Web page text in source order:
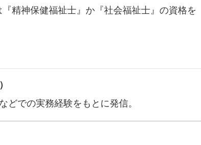
精神保健福祉士』か『社会福祉士』の資格を
どでの実務経験をもとに発信。